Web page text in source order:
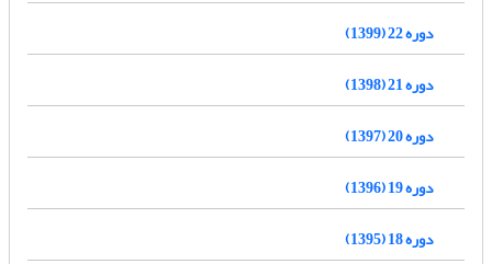
دوره 22 (1399)
دوره 21 (1398)
دوره 20 (1397)
دوره 19 (1396)
دوره 18 (1395)